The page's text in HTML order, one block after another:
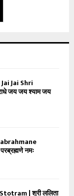
Jai Shri
जय जय श्याम जय
नमः
| श्री ललिता